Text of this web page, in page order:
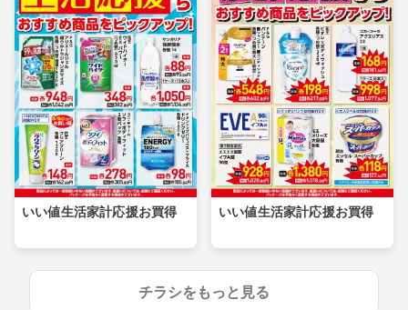
いい値生活家計応援お買得 いい値生活家計応援お買得
チラシをもっと見る